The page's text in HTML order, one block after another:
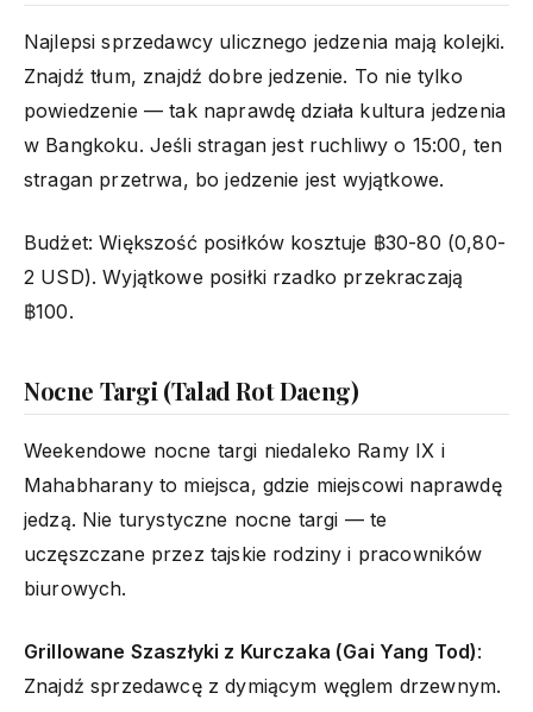
Najlepsi sprzedawcy ulicznego jedzenia mają kolejki.
Znajdź tłum, znajdź dobre jedzenie. To nie tylko
powiedzenie — tak naprawdę działa kultura jedzenia
w Bangkoku. Jeśli stragan jest ruchliwy o 15:00, ten
stragan przetrwa, bo jedzenie jest wyjątkowe.
Budżet: Większość posiłków kosztuje ฿30-80 (0,80-
2 USD). Wyjątkowe posiłki rzadko przekraczają
฿100.
Nocne Targi (Talad Rot Daeng)
Weekendowe nocne targi niedaleko Ramy IX i
Mahabharany to miejsca, gdzie miejscowi naprawdę
jedzą. Nie turystyczne nocne targi — te
uczęszczane przez tajskie rodziny i pracowników
biurowych.
Grillowane Szaszłyki z Kurczaka (Gai Yang Tod):
Znajdź sprzedawcę z dymiącym węglem drzewnym.